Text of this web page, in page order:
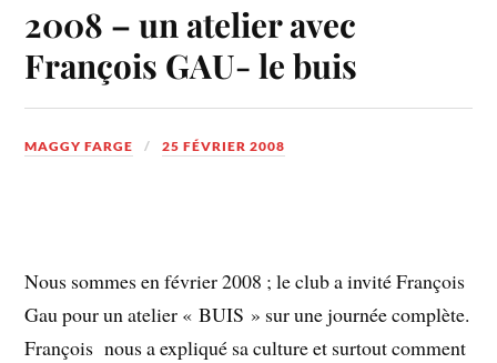
2008 – un atelier avec
François GAU- le buis
MAGGY FARGE 25 FÉVRIER 2008
Nous sommes en février 2008 ; le club a invité François
Gau pour un atelier « BUIS » sur une journée complète.
François nous a expliqué sa culture et surtout comment